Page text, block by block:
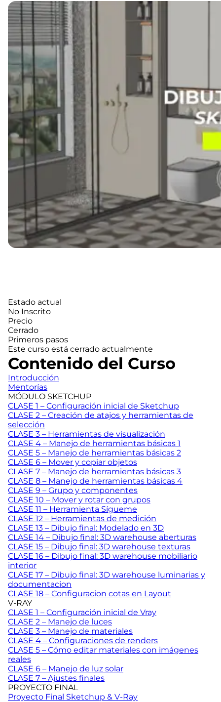
Estado actual
No Inscrito
Precio
Cerrado
Primeros pasos
Este curso está cerrado actualmente
Contenido del Curso
Introducción
Mentorías
MÓDULO SKETCHUP
CLASE 1 – Configuración inicial de Sketchup
CLASE 2 – Creación de atajos y herramientas de
selección
CLASE 3 – Herramientas de visualización
CLASE 4 – Manejo de herramientas básicas 1
CLASE 5 – Manejo de herramientas básicas 2
CLASE 6 – Mover y copiar objetos
CLASE 7 – Manejo de herramientas básicas 3
CLASE 8 – Manejo de herramientas básicas 4
CLASE 9 – Grupo y componentes
CLASE 10 – Mover y rotar con grupos
CLASE 11 – Herramienta Sígueme
CLASE 12 – Herramientas de medición
CLASE 13 – Dibujo final: Modelado en 3D
CLASE 14 – Dibujo final: 3D warehouse aberturas
CLASE 15 – Dibujo final: 3D warehouse texturas
CLASE 16 – Dibujo final: 3D warehouse mobiliario
interior
CLASE 17 – Dibujo final: 3D warehouse luminarias y
documentacion
CLASE 18 – Configuracion cotas en Layout
V-RAY
CLASE 1 – Configuración inicial de Vray
CLASE 2 – Manejo de luces
CLASE 3 – Manejo de materiales
CLASE 4 – Configuraciones de renders
CLASE 5 – Cómo editar materiales con imágenes
reales
CLASE 6 – Manejo de luz solar
CLASE 7 – Ajustes finales
PROYECTO FINAL
Proyecto Final Sketchup & V-Ray